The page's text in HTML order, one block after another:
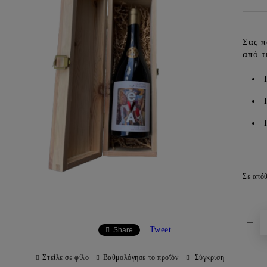
Σας
από
Σε
Share Tweet
Στείλε σε φίλο Βαθμολόγησε το προΐόν Σύγκριση